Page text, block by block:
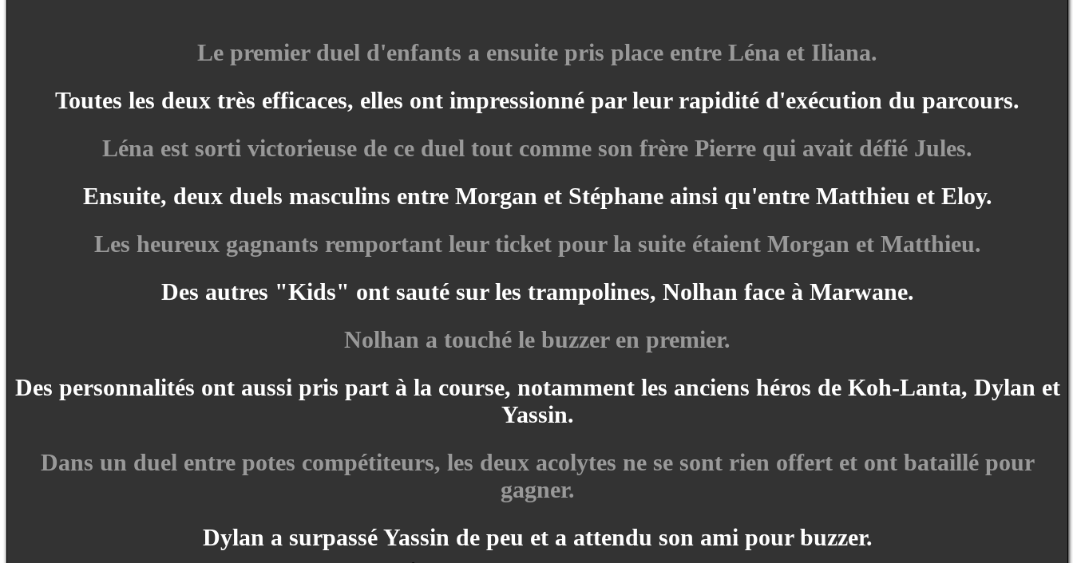
Le premier duel d'enfants a ensuite pris place entre Léna et Iliana.
Toutes les deux très efficaces, elles ont impressionné par leur rapidité d'exécution du parcours.
Léna est sorti victorieuse de ce duel tout comme son frère Pierre qui avait défié Jules.
Ensuite, deux duels masculins entre Morgan et Stéphane ainsi qu'entre Matthieu et Eloy.
Les heureux gagnants remportant leur ticket pour la suite étaient Morgan et Matthieu.
Des autres "Kids" ont sauté sur les trampolines, Nolhan face à Marwane.
Nolhan a touché le buzzer en premier.
Des personnalités ont aussi pris part à la course, notamment les anciens héros de Koh-Lanta, Dylan et
Yassin.
Dans un duel entre potes compétiteurs, les deux acolytes ne se sont rien offert et ont bataillé pour
gagner.
Dylan a surpassé Yassin de peu et a attendu son ami pour buzzer.